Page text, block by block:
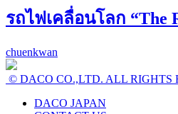
รถไฟเคลื่อนโลก “The
chuenkwan
© DACO CO.,LTD. ALL RIGHTS
DACO JAPAN